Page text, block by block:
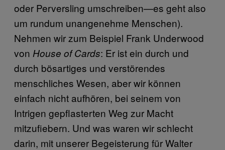
oder Perversling umschreiben—es geht also
um rundum unangenehme Menschen).
Nehmen wir zum Beispiel Frank Underwood
von House of Cards: Er ist ein durch und
durch bösartiges und verstörendes
menschliches Wesen, aber wir können
einfach nicht aufhören, bei seinem von
Intrigen gepflasterten Weg zur Macht
mitzufiebern. Und was waren wir schlecht
darin, mit unserer Begeisterung für Walter